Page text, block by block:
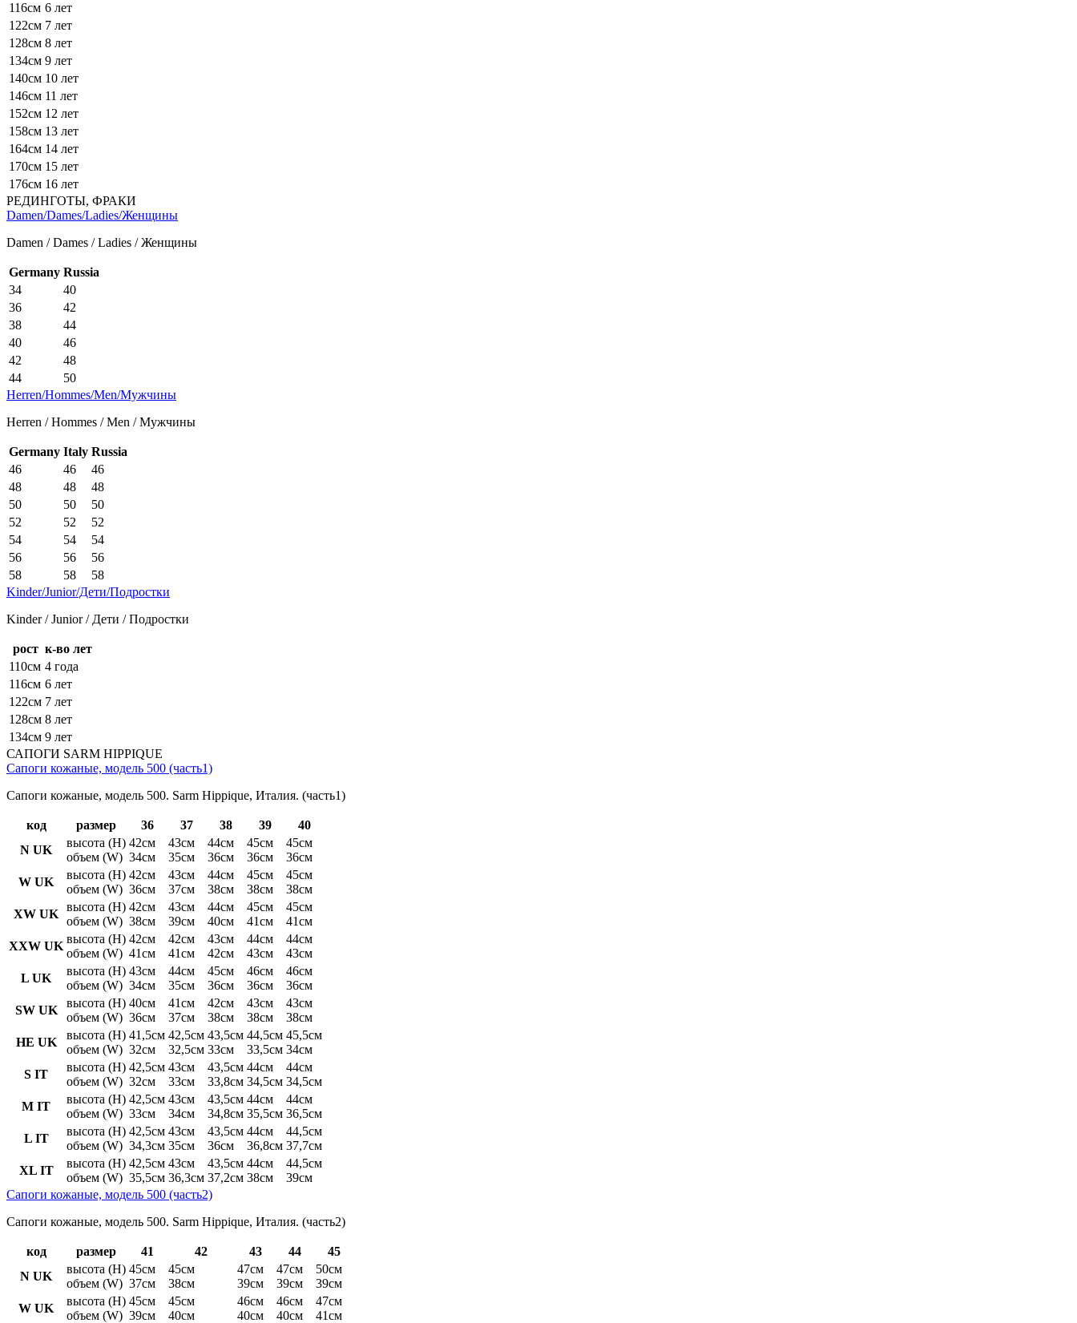
116см 6 лет
122см 7 лет
128см 8 лет
134см 9 лет
140см 10 лет
146см 11 лет
152см 12 лет
158см 13 лет
164см 14 лет
170см 15 лет
176см 16 лет
РЕДИНГОТЫ, ФРАКИ
Damen/Dames/Ladies/Женщины
Damen / Dames / Ladies / Женщины
Germany Russia
34
40
36
42
38
44
40
46
42
48
44
50
Herren/Hommes/Men/Мужчины
Herren / Hommes / Men / Мужчины
Germany Italy Russia
46
46
46
48
48
48
50
50
50
52
52
52
54
54
54
56
56
56
58
58
58
Kinder/Junior/Дети/Подростки
Kinder / Junior / Дети / Подростки
рост к-во лет
110см 4 года
116см 6 лет
122см 7 лет
128см 8 лет
134см 9 лет
САПОГИ SARM HIPPIQUE
Сапоги кожаные, модель 500 (часть1)
Сапоги кожаные, модель 500. Sarm Hippique, Италия. (часть1)
код размер 36 37 38 39
40
N UK
высота (H)
объем (W)
42см
34см
43см
35см
44см
36см
45см
36см
45см
36см
W UK
высота (H)
объем (W)
42см
36см
43см
37см
44см
38см
45см
38см
45см
38см
XW UK
высота (H)
объем (W)
42см
38см
43см
39см
44см
40см
45см
41см
45см
41см
XXW UK
высота (H)
объем (W)
42см
41см
42см
41см
43см
42см
44см
43см
44см
43см
L UK
высота (H)
объем (W)
43см
34см
44см
35см
45см
36см
46см
36см
46см
36см
SW UK
высота (H)
объем (W)
40см
36см
41см
37см
42см
38см
43см
38см
43см
38см
HE UK
высота (H)
объем (W)
41,5см
32см
42,5см
32,5см
43,5см
33см
44,5см
33,5см
45,5см
34см
S IT
высота (H)
объем (W)
42,5см
32см
43см
33см
43,5см
33,8см
44см
34,5см
44см
34,5см
M IT
высота (H)
объем (W)
42,5см
33см
43см
34см
43,5см
34,8см
44см
35,5см
44см
36,5см
L IT
высота (H)
объем (W)
42,5см
34,3см
43см
35см
43,5см
36см
44см
36,8см
44,5см
37,7см
XL IT
высота (H)
объем (W)
42,5см
35,5см
43см
36,3см
43,5см
37,2см
44см
38см
44,5см
39см
Сапоги кожаные, модель 500 (часть2)
Сапоги кожаные, модель 500. Sarm Hippique, Италия. (часть2)
код размер 41 42 43 44
45
N UK
высота (H)
объем (W)
45см
37см
45см
38см
47см
39см
47см
39см
50см
39см
W UK
высота (H)
объем (W)
45см
39см
45см
40см
46см
40см
46см
40см
47см
41см